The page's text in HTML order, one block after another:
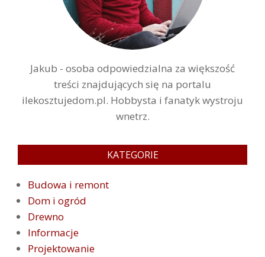
Jakub - osoba odpowiedzialna za większość
treści znajdujących się na portalu
ilekosztujedom.pl. Hobbysta i fanatyk wystroju
wnetrz.
KATEGORIE
Budowa i remont
Dom i ogród
Drewno
Informacje
Projektowanie